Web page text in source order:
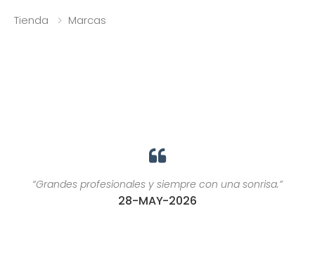
Tienda Marcas
“Grandes profesionales y siempre con una sonrisa.”
28-MAY-2026